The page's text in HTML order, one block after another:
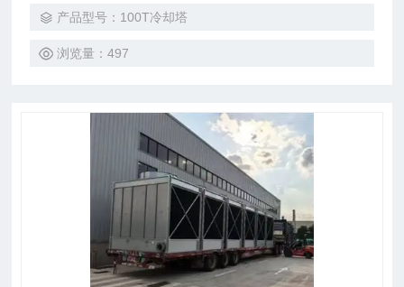
产品型号：100T冷却塔
浏览量：497